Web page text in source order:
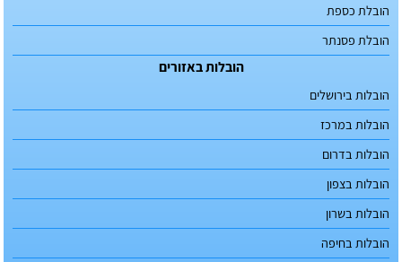
הובלת כספת
הובלת פסנתר
הובלות באזורים
הובלות בירושלים
הובלות במרכז
הובלות בדרום
הובלות בצפון
הובלות בשרון
הובלות בחיפה